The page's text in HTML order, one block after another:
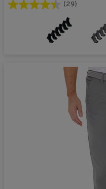
(29)